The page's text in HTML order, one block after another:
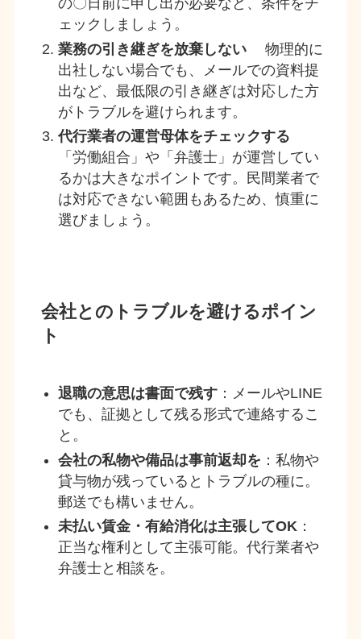
の〇日前に申し出が必要など、条件をチ
ェックしましょう。
業務の引き継ぎを放棄しない物理的に
出社しない場合でも、メールでの資料提
出など、最低限の引き継ぎは対応した方
がトラブルを避けられます。
代行業者の運営母体をチェックする
「労働組合」や「弁護士」が運営してい
るかは大きなポイントです。民間業者で
は対応できない範囲もあるため、慎重に
選びましょう。
会社とのトラブルを避けるポイン
ト
退職の意思は書面で残す：メールやLINE
でも、証拠として残る形式で連絡するこ
と。
会社の私物や備品は事前返却を ：私物や
貸与物が残っているとトラブルの種に。
郵送でも構いません。
未払い賃金・有給消化は主張してOK：
正当な権利として主張可能。代行業者や
弁護士と相談を。